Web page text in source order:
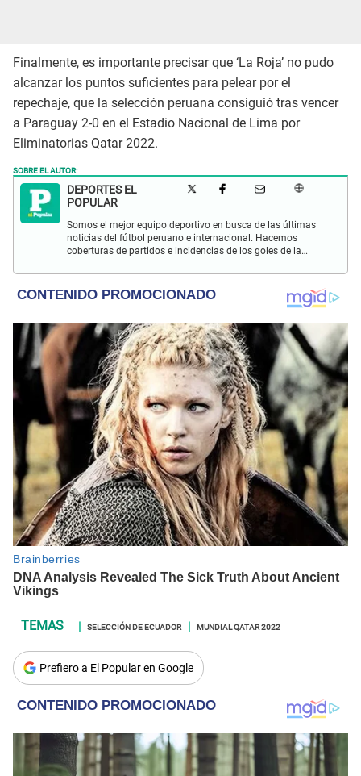
Finalmente, es importante precisar que ‘La Roja’ no pudo
alcanzar los puntos suficientes para pelear por el
repechaje, que la selección peruana consiguió tras vencer
a Paraguay 2-0 en el Estadio Nacional de Lima por
Eliminatorias Qatar 2022.
SOBRE EL AUTOR:
DEPORTES EL
POPULAR
Somos el mejor equipo deportivo en busca de las últimas
noticias del fútbol peruano e internacional. Hacemos
coberturas de partidos e incidencias de los goles de la
eventos deportivos.
SELECCIÓN DE ECUADOR MUNDIAL QATAR 2022
Prefiero a El Popular en Google